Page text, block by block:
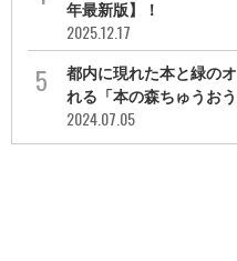
年最新版】！
2025.12.17
都内に現れた本と緑の
れる「本の森ちゅうお
2024.07.05